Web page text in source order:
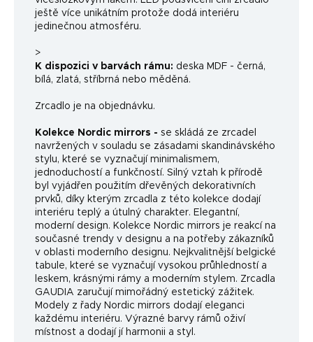
ještě více unikátním protože dodá interiéru
jedinečnou atmosféru.
>
K dispozici v barvách rámu: deska MDF - černá,
bílá, zlatá, stříbrná nebo měděná.
Zrcadlo je na objednávku.
Kolekce Nordic mirrors - se skládá ze zrcadel
navržených v souladu se zásadami skandinávského
stylu, které se vyznačují minimalismem,
jednoduchostí a funkčností. Silný vztah k přírodě
byl vyjádřen použitím dřevěných dekorativních
prvků, díky kterým zrcadla z této kolekce dodají
interiéru teplý a útulný charakter. Elegantní,
moderní design. Kolekce Nordic mirrors je reakcí na
současné trendy v designu a na potřeby zákazníků
v oblasti moderního designu. Nejkvalitnější belgické
tabule, které se vyznačují vysokou průhledností a
leskem, krásnými rámy a moderním stylem. Zrcadla
GAUDIA zaručují mimořádný estetický zážitek.
Modely z řady Nordic mirrors dodají eleganci
každému interiéru. Výrazné barvy rámů oživí
místnost a dodají jí harmonii a styl.